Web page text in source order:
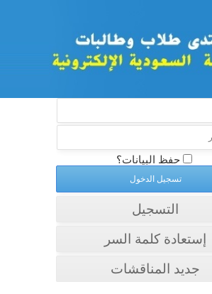
حفظ البيانات؟
التسجيل
إستعادة كلمة السر
جديد المناقشات